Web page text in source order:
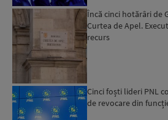
Încă cinci hotărâri de
Curtea de Apel.
recurs
Cinci foști lideri PNL
de revocare din